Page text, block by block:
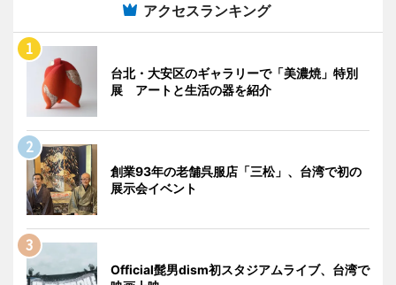
アクセスランキング
台北・大安区のギャラリーで「美濃焼」特別
展 アートと生活の器を紹介
創業93年の老舗呉服店「三松」、台湾で初の
展示会イベント
Official髭男dism初スタジアムライブ、台湾で